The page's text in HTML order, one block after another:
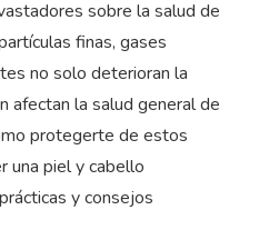
sobre la salud de
finas, gases
no solo deterioran la
afectan la salud general de
protegerte de estos
una piel y cabello
y consejos